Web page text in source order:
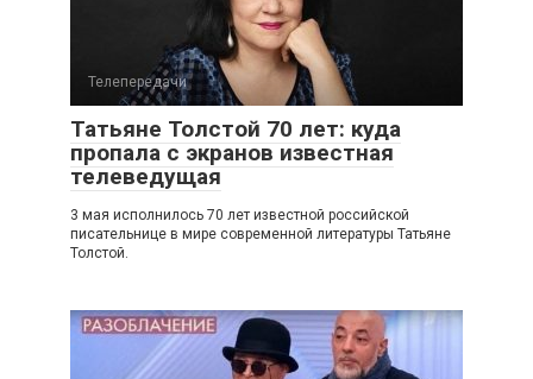
Телепередачи
Татьяне Толстой 70 лет: куда
пропала с экранов известная
телеведущая
3 мая исполнилось 70 лет известной российской
писательнице в мире современной литературы Татьяне
Толстой.